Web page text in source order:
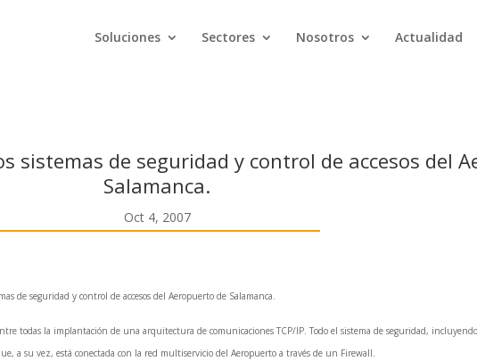
Soluciones Sectores Nosotros Actualidad
sistemas de seguridad y control de accesos del
Salamanca.
Oct 4, 2007
de seguridad y control de accesos del Aeropuerto de Salamanca.
todas la implantación de una arquitectura de comunicaciones TCP/IP. Todo el sistema de seguridad,
a su vez, está conectada con la red multiservicio del Aeropuerto a través de un Firewall.